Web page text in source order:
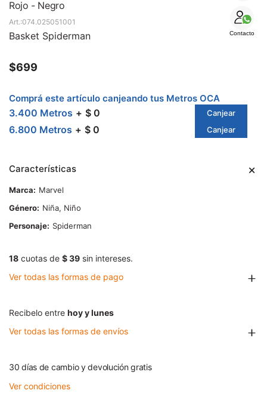
Rojo - Negro
Contacto
074.025051001
Basket Spiderman
$699
Comprá este artículo canjeando tus Metros OCA
3.400 Metros $ 0 Canjear
6.800 Metros $ 0 Canjear
Características
Marca
Marvel
Género
Niña, Niño
Personaje
Spiderman
18 cuotas de $ 39 sin intereses.
Ver todas las formas de pago
Recibelo entre hoy y lunes
Ver todas las formas de envíos
30 días de cambio y devolución gratis
Ver condiciones